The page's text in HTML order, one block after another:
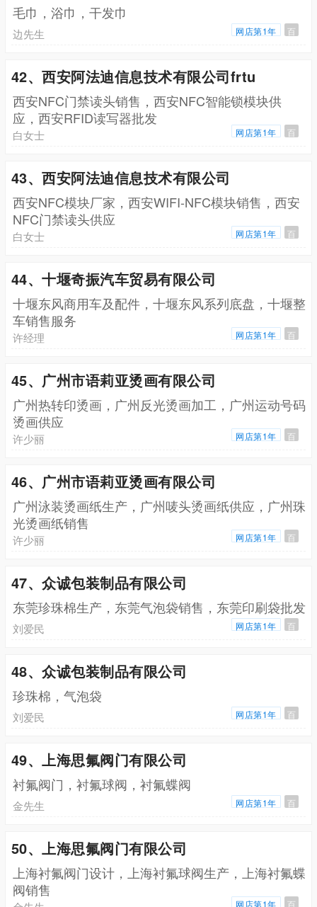
毛巾，浴巾，干发巾
边先生 网店第1年 百
42、西安阿法迪信息技术有限公司frtu
西安NFC门禁读头销售，西安NFC智能锁模块供
应，西安RFID读写器批发
白女士 网店第1年 百
43、西安阿法迪信息技术有限公司
西安NFC模块厂家，西安WIFI-NFC模块销售，西安
NFC门禁读头供应
白女士 网店第1年 百
44、十堰奇振汽车贸易有限公司
十堰东风商用车及配件，十堰东风系列底盘，十堰整
车销售服务
许经理 网店第1年 百
45、广州市语莉亚烫画有限公司
广州热转印烫画，广州反光烫画加工，广州运动号码
烫画供应
许少丽 网店第1年 百
46、广州市语莉亚烫画有限公司
广州泳装烫画纸生产，广州唛头烫画纸供应，广州珠
光烫画纸销售
许少丽 网店第1年 百
47、众诚包装制品有限公司
东莞珍珠棉生产，东莞气泡袋销售，东莞印刷袋批发
刘爱民 网店第1年 百
48、众诚包装制品有限公司
珍珠棉，气泡袋
刘爱民 网店第1年 百
49、上海思氟阀门有限公司
衬氟阀门，衬氟球阀，衬氟蝶阀
金先生 网店第1年 百
50、上海思氟阀门有限公司
上海衬氟阀门设计，上海衬氟球阀生产，上海衬氟蝶
阀销售
网店第1年 百